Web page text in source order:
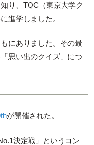
り、TQC（東京大学ク
進学しました。
にありました。その最
思い出のクイズ」につ
が開催された。
決定戦」というコン